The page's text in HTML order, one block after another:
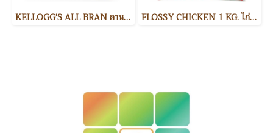
KELLOGG’S ALL BRAN อาหารเช้า FLOSSY CHICKEN 1 KG. ไก่หยอง